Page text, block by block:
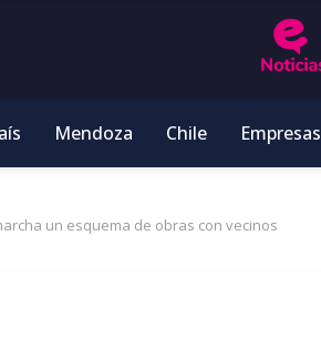
Mendoza Chile Empresas
un esquema de obras con vecinos